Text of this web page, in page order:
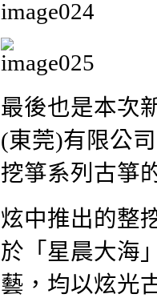
最後也是本次
(東莞)有限公
挖箏系列古箏
炫中推出的整
於「星晨大海
藝，均以炫光